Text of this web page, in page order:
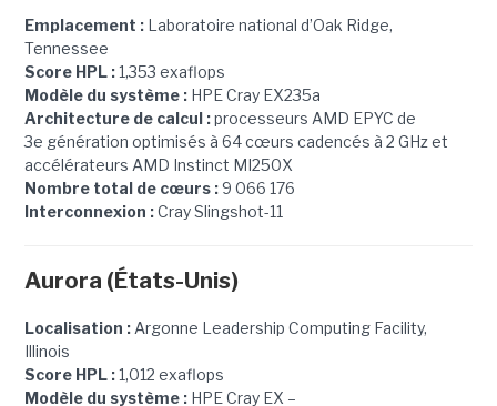
Emplacement :Laboratoire national d’Oak Ridge,
Tennessee
Score HPL :1,353 exaflops
Modèle du système :HPE Cray EX235a
Architecture de calcul :processeurs AMD EPYC de
3e génération optimisés à 64 cœurs cadencés à 2 GHz et
accélérateurs AMD Instinct MI250X
Nombre total de cœurs :9 066 176
Interconnexion :Cray Slingshot-11
Aurora (États-Unis)
Localisation :Argonne Leadership Computing Facility,
Illinois
Score HPL :1,012 exaflops
Modèle du système :HPE Cray EX –